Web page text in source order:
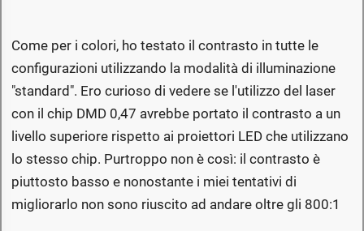
Come per i colori, ho testato il contrasto in tutte le
configurazioni utilizzando la modalità di illuminazione
"standard". Ero curioso di vedere se l'utilizzo del laser
con il chip DMD 0,47 avrebbe portato il contrasto a un
livello superiore rispetto ai proiettori LED che utilizzano
lo stesso chip. Purtroppo non è così: il contrasto è
piuttosto basso e nonostante i miei tentativi di
migliorarlo non sono riuscito ad andare oltre gli 800:1